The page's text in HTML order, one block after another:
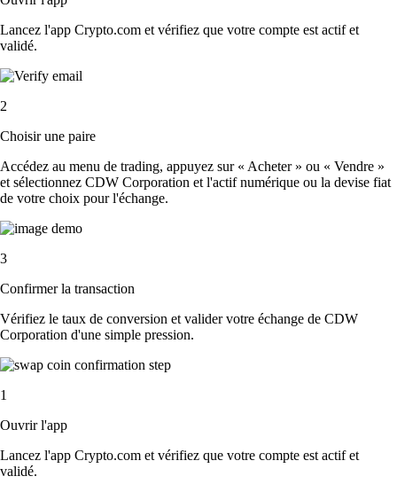
Lancez l'app Crypto.com et vérifiez que votre compte est actif et
validé.
2
Choisir une paire
Accédez au menu de trading, appuyez sur « Acheter » ou « Vendre »
et sélectionnez CDW Corporation et l'actif numérique ou la devise fiat
de votre choix pour l'échange.
3
Confirmer la transaction
Vérifiez le taux de conversion et valider votre échange de CDW
Corporation d'une simple pression.
1
Ouvrir l'app
Lancez l'app Crypto.com et vérifiez que votre compte est actif et
validé.